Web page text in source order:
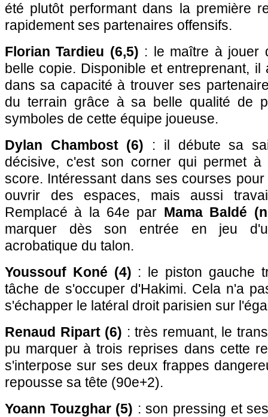
été plutôt performant dans la première
rapidement ses partenaires offensifs.
Florian Tardieu (6,5) : le maître à jouer
belle copie. Disponible et entreprenant, il
dans sa capacité à trouver ses
du terrain grâce à sa belle qualité de
symboles de cette équipe joueuse.
Dylan Chambost (6) : il débute sa
décisive, c'est son corner qui permet à
score. Intéressant dans ses courses
ouvrir des espaces, mais aussi
Remplacé à la 64e par Mama Baldé
marquer dès son entrée en jeu
acrobatique du talon.
Youssouf Koné (4) : le piston gauche
tâche de s'occuper d'Hakimi. Cela n'a
s'échapper le latéral droit parisien sur
Renaud Ripart (6) : très remuant, le
pu marquer à trois reprises dans cette
s'interpose sur ses deux frappes
repousse sa tête (90e+2).
Yoann Touzghar (5) : son pressing et